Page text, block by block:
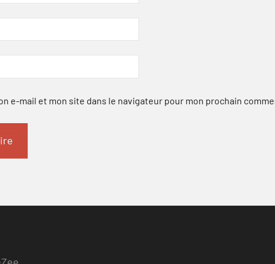
e-mail et mon site dans le navigateur pour mon prochain